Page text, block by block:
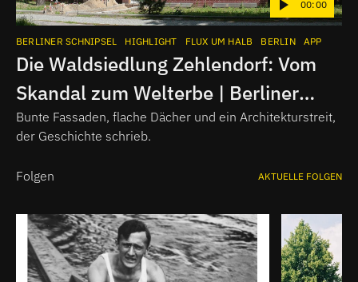
00:00
BERLINER SCHNIPSEL HIGHLIGHT FLUX UM HALB BERLIN APP
Die Waldsiedlung Zehlendorf: Vom
Skandal zum Welterbe | Berliner
Schnipsel
Bunte Fassaden, flache Dächer und ein Architekturstreit,
der Geschichte schrieb.
Folgen AKTUELLE FOLGEN